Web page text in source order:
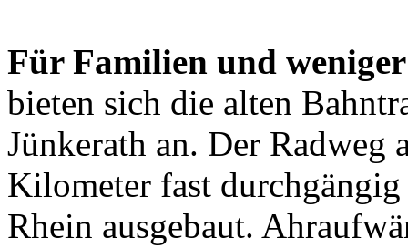
Für Familien und
bieten sich die alten
Jünkerath an. Der Radweg
Kilometer fast
Rhein ausgebaut.